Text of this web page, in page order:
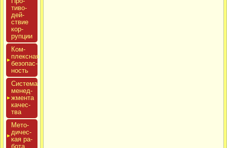
тиво­
дей­
ствие
кор­
рупции
Ком­
плексная
бе­зопас­
ность
Сис­те­ма
ме­нед­
жмен­та
ка­чес­
тва
Мето­
дичес­
кая ра­
бота